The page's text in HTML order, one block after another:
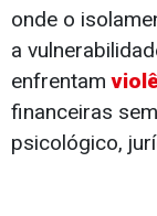
onde o
a
enfrentam
financeiras
psicológico,